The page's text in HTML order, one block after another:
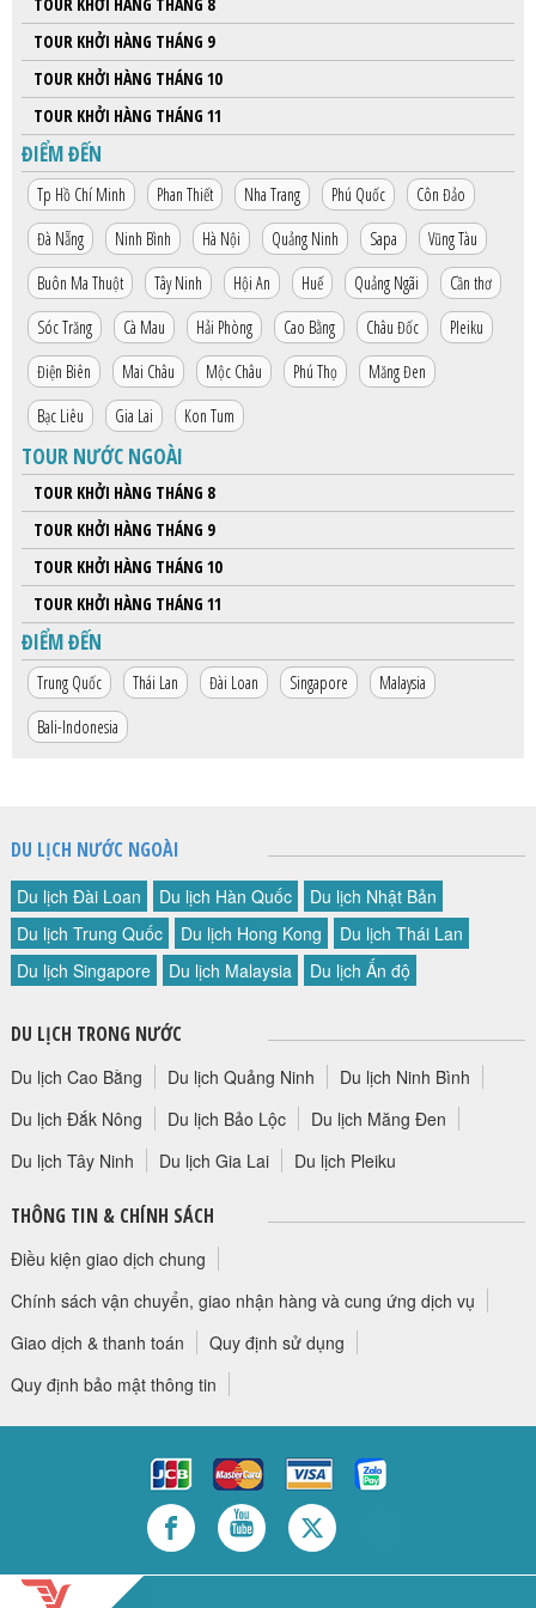
HỘP THƯ GÓP Ý
PROFILE HƯỚNG DẪN VIÊN
TUYỂN DỤNG
LIÊN HỆ
TOUR KHỞI HÀNG THÁNG 8
TOUR KHỞI HÀNG THÁNG 9
TOUR KHỞI HÀNG THÁNG 10
TOUR KHỞI HÀNG THÁNG 11
ĐIỂM ĐẾN
Tp Hồ Chí Minh Phan Thiết Nha Trang Phú Quốc
Côn Đảo
Đà Nẵng
Ninh Bình Hà Nội Quảng Ninh Sapa
Vũng Tàu
Buôn Ma Thuột
Tây Ninh Hội An Huế Quảng Ngãi
Cần thơ
Sóc Trăng
Cà Mau Hải Phòng Cao Bằng Châu Đốc
Pleiku
Điện Biên
Mai Châu Mộc Châu Phú Thọ
Măng Đen
Bạc Liêu
Gia Lai Kon Tum
TOUR NƯỚC NGOÀI
TOUR KHỞI HÀNG THÁNG 8
TOUR KHỞI HÀNG THÁNG 9
TOUR KHỞI HÀNG THÁNG 10
TOUR KHỞI HÀNG THÁNG 11
ĐIỂM ĐẾN
Trung Quốc Thái Lan Đài Loan Singapore
Malaysia
Bali-Indonesia
DU LỊCH NƯỚC NGOÀI
Du lịch Đài Loan Du lịch Hàn Quốc
Du lịch Nhật Bản
Du lịch Trung Quốc
Du lịch Hong Kong
Du lịch Thái Lan
Du lịch Singapore
Du lịch Malaysia Du lịch Ấn độ
DU LỊCH TRONG NƯỚC
Du lịch Cao Bằng Du lịch Quảng Ninh
Du lịch Ninh Bình
Du lịch Đắk Nông
Du lịch Bảo Lộc
Du lịch Măng Đen
Du lịch Tây Ninh
Du lịch Gia Lai Du lịch Pleiku
THÔNG TIN & CHÍNH SÁCH
Điều kiện giao dịch chung
Chính sách vận chuyển, giao nhận hàng và cung ứng dịch vụ
Giao dịch & thanh toán
Quy định sử dụng
Quy định bảo mật thông tin